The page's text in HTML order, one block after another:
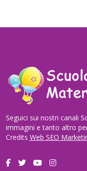
Seguici sui nostri canali
immagini e tanto altro
Credits Web SEO